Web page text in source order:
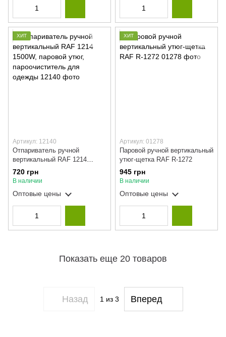
ХИТ
Артикул: 12140
Отпариватель ручной
вертикальный RAF 1214
1500W, паровой утюг,
пароочиститель для одежды
720 грн
В наличии
Оптовые цены
ХИТ
Артикул: 01278
Паровой ручной вертикальный
утюг-щетка RAF R-1272
945 грн
В наличии
Оптовые цены
Показать еще 20 товаров
Назад 1из 3 Вперед